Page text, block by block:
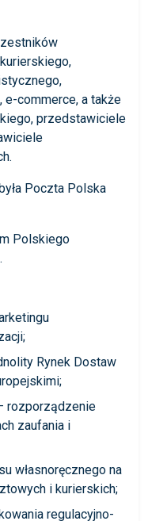
commerce, a także
przedstawiciele
Poczta Polska
Polskiego
Rynek Dostaw
rozporządzenie
zaufania i
własnoręcznego na
i kurierskich;
regulacyjno-